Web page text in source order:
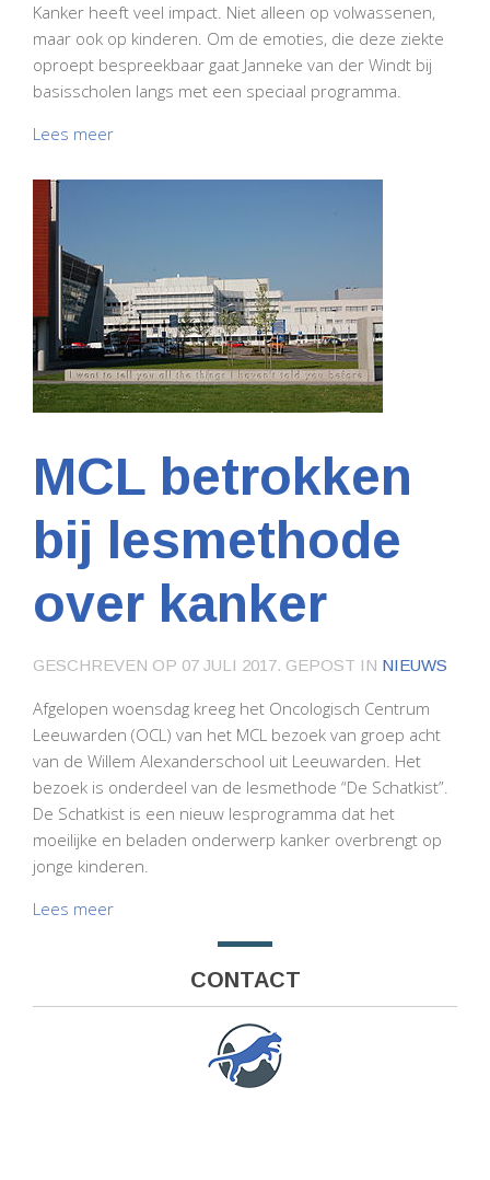
Kanker heeft veel impact. Niet alleen op volwassenen,
maar ook op kinderen. Om de emoties, die deze ziekte
oproept bespreekbaar gaat Janneke van der Windt bij
basisscholen langs met een speciaal programma.
Lees meer
MCL betrokken
bij lesmethode
over kanker
GESCHREVEN OP 07 JULI 2017. GEPOST IN NIEUWS
Afgelopen woensdag kreeg het Oncologisch Centrum
Leeuwarden (OCL) van het MCL bezoek van groep acht
van de Willem Alexanderschool uit Leeuwarden. Het
bezoek is onderdeel van de lesmethode “De Schatkist”.
De Schatkist is een nieuw lesprogramma dat het
moeilijke en beladen onderwerp kanker overbrengt op
jonge kinderen.
Lees meer
CONTACT